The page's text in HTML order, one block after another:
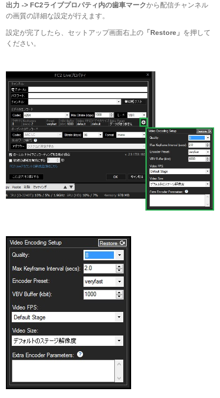
出力 -> FC2ライブプロパティ内の歯車マークから配信チャンネル
の画質の詳細な設定が行えます。
設定が完了したら、セットアップ画面右上の 「Restore」 を押して
ください。